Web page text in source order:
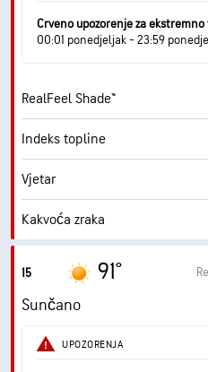
Točka orošavanja
Pokrivenost oblacima
Vidljivost
Baza oblaka
Crveno upozorenje za
00:01 ponedjeljak - 23:59
RealFeel Shade™
Indeks topline
Vjetar
Kakvoća zraka
Maksimalni UV indeks
Naleti
Vlažnost
15 91°
Sunčano
UPOZORENJA